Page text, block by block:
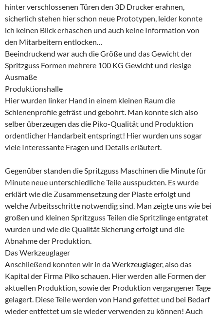
hinter verschlossenen Türen den 3D Drucker erahnen,
sicherlich stehen hier schon neue Prototypen, leider konnte
ich keinen Blick erhaschen und auch keine Information von
den Mitarbeitern entlocken…
Beeindruckend war auch die Größe und das Gewicht der
Spritzguss Formen mehrere 100 KG Gewicht und riesige
Ausmaße
Produktionshalle
Hier wurden linker Hand in einem kleinen Raum die
Schienenprofile gefräst und gebohrt. Man konnte sich also
selber überzeugen das die Piko-Qualität und Produktion
ordentlicher Handarbeit entspringt! Hier wurden uns sogar
viele Interessante Fragen und Details erläutert.
Gegenüber standen die Spritzguss Maschinen die Minute für
Minute neue unterschiedliche Teile ausspuckten. Es wurde
erklärt wie die Zusammensetzung der Plaste erfolgt und
welche Arbeitsschritte notwendig sind. Man zeigte uns wie bei
großen und kleinen Spritzguss Teilen die Spritzlinge entgratet
wurden und wie die Qualität Sicherung erfolgt und die
Abnahme der Produktion.
Das Werkzeuglager
Anschließend konnten wir in da Werkzeuglager, also das
Kapital der Firma Piko schauen. Hier werden alle Formen der
aktuellen Produktion, sowie der Produktion vergangener Tage
gelagert. Diese Teile werden von Hand gefettet und bei Bedarf
wieder entfettet um sie wieder verwenden zu können! Auch